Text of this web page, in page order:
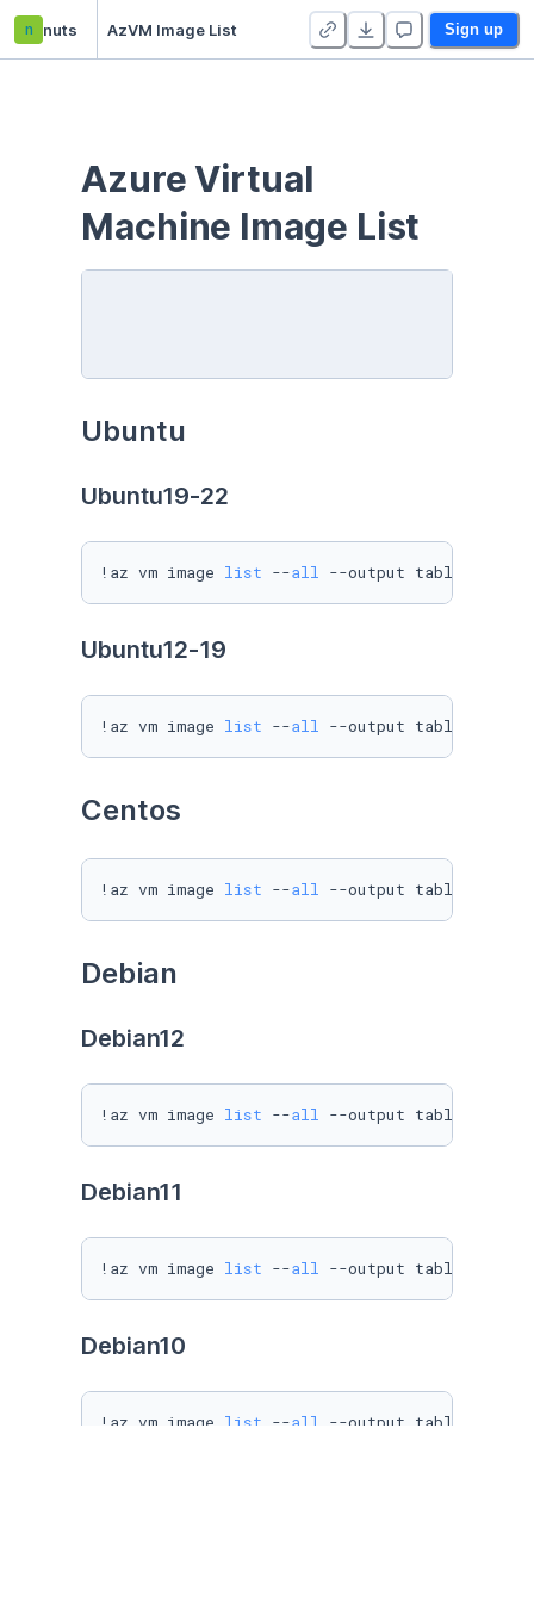
n nuts AzVM Image List Sign up
Azure Virtual
Machine Image List
Ubuntu
Ubuntu19-22
!az vm image list --all --output table --offer
Ubuntu12-19
!az vm image list --all --output table --offer
Centos
!az vm image list --all --output table --offer
Debian
Debian12
!az vm image list --all --output table --
Debian11
!az vm image list --all --output table --
Debian10
!az vm image list --all --output table --